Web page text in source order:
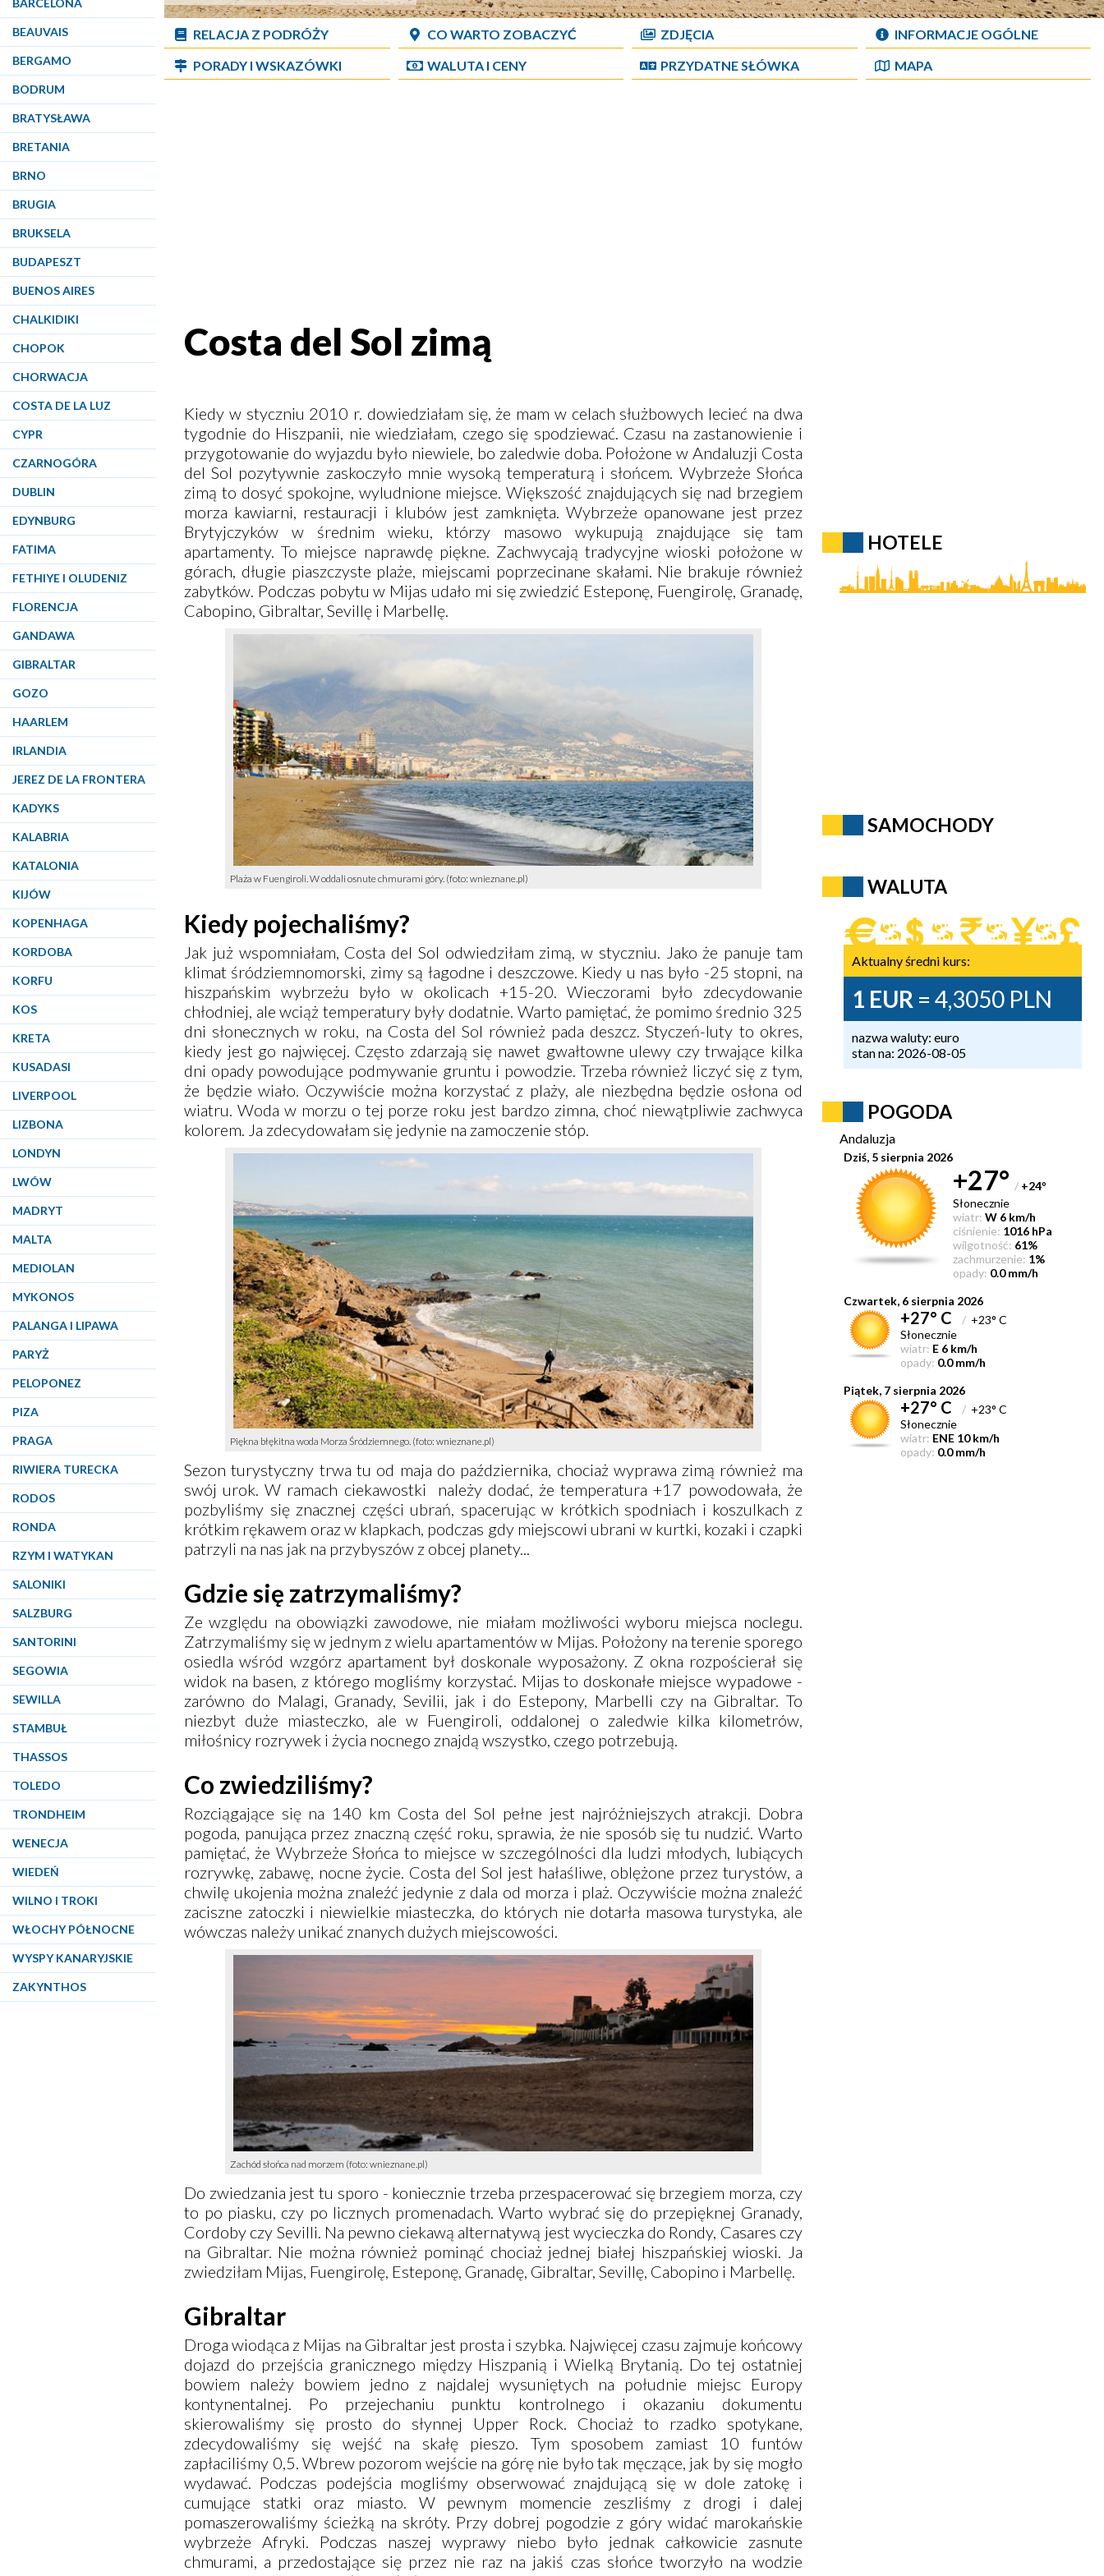
BARCELONA
BEAUVAIS
BERGAMO
BODRUM
BRATYSŁAWA
BRETANIA
BRNO
BRUGIA
BRUKSELA
BUDAPESZT
BUENOS AIRES
CHALKIDIKI
CHOPOK
CHORWACJA
COSTA DE LA LUZ
CYPR
CZARNOGÓRA
DUBLIN
EDYNBURG
FATIMA
FETHIYE I OLUDENIZ
FLORENCJA
GANDAWA
GIBRALTAR
GOZO
HAARLEM
IRLANDIA
JEREZ DE LA FRONTERA
KADYKS
KALABRIA
KATALONIA
KIJÓW
KOPENHAGA
KORDOBA
KORFU
KOS
KRETA
KUSADASI
LIVERPOOL
LIZBONA
LONDYN
LWÓW
MADRYT
MALTA
MEDIOLAN
MYKONOS
PALANGA I LIPAWA
PARYŻ
PELOPONEZ
PIZA
PRAGA
RIWIERA TURECKA
RODOS
RONDA
RZYM I WATYKAN
SALONIKI
SALZBURG
SANTORINI
SEGOWIA
SEWILLA
STAMBUŁ
THASSOS
TOLEDO
TRONDHEIM
WENECJA
WIEDEŃ
WILNO I TROKI
WŁOCHY PÓŁNOCNE
WYSPY KANARYJSKIE
ZAKYNTHOS
RELACJA Z PODRÓŻY CO WARTO ZOBACZYĆ ZDJĘCIA
INFORMACJE OGÓLNE
PORADY I WSKAZÓWKI
WALUTA I CENY PRZYDATNE SŁÓWKA MAPA
Costa del Sol zimą
Kiedy w styczniu 2010 r. dowiedziałam się, że mam w celach służbowych lecieć na dwa
tygodnie do Hiszpanii, nie wiedziałam, czego się spodziewać. Czasu na zastanowienie i
przygotowanie do wyjazdu było niewiele, bo zaledwie doba. Położone w Andaluzji Costa
del Sol pozytywnie zaskoczyło mnie wysoką temperaturą i słońcem. Wybrzeże Słońca
zimą to dosyć spokojne, wyludnione miejsce. Większość znajdujących się nad brzegiem
morza kawiarni, restauracji i klubów jest zamknięta. Wybrzeże opanowane jest przez
Brytyjczyków w średnim wieku, którzy masowo wykupują znajdujące się tam
apartamenty. To miejsce naprawdę piękne. Zachwycają tradycyjne wioski położone w
górach, długie piaszczyste plaże, miejscami poprzecinane skałami. Nie brakuje również
zabytków. Podczas pobytu w Mijas udało mi się zwiedzić Esteponę, Fuengirolę, Granadę,
Cabopino, Gibraltar,Sevillę i Marbellę.
Plaża w Fuengiroli. W oddali osnute chmurami góry. (foto: wnieznane.pl)
Kiedy pojechaliśmy?
Jak już wspomniałam, Costa del Sol odwiedziłam zimą, w styczniu. Jako że panuje tam
klimat śródziemnomorski, zimy są łagodne i deszczowe. Kiedy u nas było -25 stopni, na
hiszpańskim wybrzeżu było w okolicach +15-20. Wieczorami było zdecydowanie
chłodniej, ale wciąż temperatury były dodatnie. Warto pamiętać, że pomimo średnio 325
dni słonecznych w roku, na Costa del Sol również pada deszcz. Styczeń-luty to okres,
kiedy jest go najwięcej. Często zdarzają się nawet gwałtowne ulewy czy trwające kilka
dni opady powodujące podmywanie gruntu i powodzie. Trzeba również liczyć się z tym,
że będzie wiało. Oczywiście można korzystać z plaży, ale niezbędna będzie osłona od
wiatru. Woda w morzu o tej porze roku jest bardzo zimna, choć niewątpliwie zachwyca
kolorem. Ja zdecydowałam się jedynie na zamoczenie stóp.
Piękna błękitna woda Morza Śródziemnego. (foto: wnieznane.pl)
Sezon turystyczny trwa tu od maja do października, chociaż wyprawa zimą również ma
swój urok. W ramach ciekawostki należy dodać, że temperatura +17 powodowała, że
pozbyliśmy się znacznej części ubrań, spacerując w krótkich spodniach i koszulkach z
krótkim rękawem oraz w klapkach, podczas gdy miejscowi ubrani w kurtki, kozaki i czapki
patrzyli na nas jak na przybyszów z obcej planety...
Gdzie się zatrzymaliśmy?
Ze względu na obowiązki zawodowe, nie miałam możliwości wyboru miejsca noclegu.
Zatrzymaliśmy się w jednym z wielu apartamentów w Mijas . Położony na terenie sporego
osiedla wśród wzgórz apartament był doskonale wyposażony. Z okna rozpościerał się
widok na basen, z którego mogliśmy korzystać. Mijas to doskonałe miejsce wypadowe -
zarówno do Malagi Granady, Sevilii , jak i do Estepony, Marbelli czy na Gibraltar. To
niezbyt duże miasteczko, ale w Fuengiroli , oddalonej o zaledwie kilka kilometrów,
miłośnicy rozrywek i życia nocnego znajdą wszystko, czego potrzebują.
Co zwiedziliśmy?
Rozciągające się na 140 km Costa del Sol pełne jest najróżniejszych atrakcji. Dobra
pogoda, panująca przez znaczną część roku, sprawia, że nie sposób się tu nudzić. Warto
pamiętać, że Wybrzeże Słońca to miejsce w szczególności dla ludzi młodych, lubiących
rozrywkę, zabawę, nocne życie. Costa del Sol jest hałaśliwe, oblężone przez turystów, a
chwilę ukojenia można znaleźć jedynie z dala od morza i plaż. Oczywiście można znaleźć
zaciszne zatoczki i niewielkie miasteczka, do których nie dotarła masowa turystyka, ale
wówczas należy unikać znanych dużych miejscowości.
Zachód słońca nad morzem (foto: wnieznane.pl)
Do zwiedzania jest tu sporo - koniecznie trzeba przespacerować się brzegiem morza, czy
to po piasku, czy po licznych promenadach. Warto wybrać się do przepięknej Granady,
Cordoby czy Sevilli. Na pewno ciekawą alternatywą jest wycieczka do Rondy, Casares czy
na Gibraltar. Nie można również pominąć chociaż jednej białej hiszpańskiej wioski. Ja
zwiedziłam Mijas, Fuengirolę, Esteponę, Granadę, Gibraltar,Sevillę, Cabopino i Marbellę.
Gibraltar
Droga wiodąca z Mijas na Gibraltarjest prosta i szybka. Najwięcej czasu zajmuje końcowy
dojazd do przejścia granicznego między Hiszpanią i Wielką Brytanią. Do tej ostatniej
bowiem należy bowiem jedno z najdalej wysuniętych na południe miejsc Europy
kontynentalnej. Po przejechaniu punktu kontrolnego i okazaniu dokumentu
skierowaliśmy się prosto do słynnej Upper Rock. Chociaż to rzadko spotykane,
zdecydowaliśmy się wejść na skałę pieszo. Tym sposobem zamiast 10 funtów
zapłaciliśmy 0,5. Wbrew pozorom wejście na górę nie było tak męczące, jak by się mogło
wydawać. Podczas podejścia mogliśmy obserwować znajdującą się w dole zatokę i
cumujące statki oraz miasto. W pewnym momencie zeszliśmy z drogi i dalej
pomaszerowaliśmy ścieżką na skróty. Przy dobrej pogodzie z góry widać marokańskie
wybrzeże Afryki. Podczas naszej wyprawy niebo było jednak całkowicie zasnute
chmurami, a przedostające się przez nie raz na jakiś czas słońce tworzyło na wodzie
HOTELE
SAMOCHODY
WALUTA
Aktualny średni kurs:
1 EUR = 4,3050 PLN
nazwa waluty: euro
stan na: 2026-08-05
POGODA
Andaluzja
Dziś, 5 sierpnia 2026
+27° / +24°
Słonecznie
wiatr: W 6 km/h
ciśnienie: 1016 hPa
wilgotność: 61%
zachmurzenie: 1%
opady: 0.0 mm/h
Czwartek, 6 sierpnia 2026
+27° C / +23° C
Słonecznie
wiatr: E 6 km/h
opady: 0.0 mm/h
Piątek, 7 sierpnia 2026
+27° C / +23° C
Słonecznie
wiatr: ENE 10 km/h
opady: 0.0 mm/h